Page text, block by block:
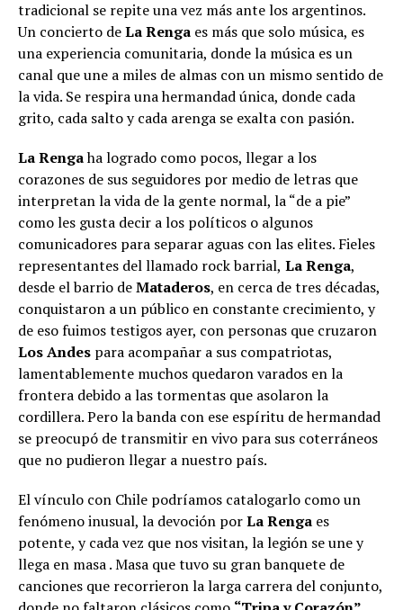
tradicional se repite una vez más ante los argentinos.
Un concierto deLa Renga es más que solo música, es
una experiencia comunitaria, donde la música es un
canal que une a miles de almas con un mismo sentido de
la vida. Se respira una hermandad única, donde cada
grito, cada salto y cada arenga se exalta con pasión.
La Rengaha logrado como pocos, llegar a los
corazones de sus seguidores por medio de letras que
interpretan la vida de la gente normal, la “de a pie”
como les gusta decir a los políticos o algunos
comunicadores para separar aguas con las elites. Fieles
representantes del llamado rock barrial, La Renga,
desde el barrio deMataderos, en cerca de tres décadas,
conquistaron a un público en constante crecimiento, y
de eso fuimos testigos ayer, con personas que cruzaron
Los Andes para acompañar a sus compatriotas,
lamentablemente muchos quedaron varados en la
frontera debido a las tormentas que asolaron la
cordillera. Pero la banda con ese espíritu de hermandad
se preocupó de transmitir en vivo para sus coterráneos
que no pudieron llegar a nuestro país.
El vínculo con Chile podríamos catalogarlo como un
fenómeno inusual, la devoción porLa Renga es
potente, y cada vez que nos visitan, la legión se une y
llega en masa . Masa que tuvo su gran banquete de
canciones que recorrieron la larga carrera del conjunto,